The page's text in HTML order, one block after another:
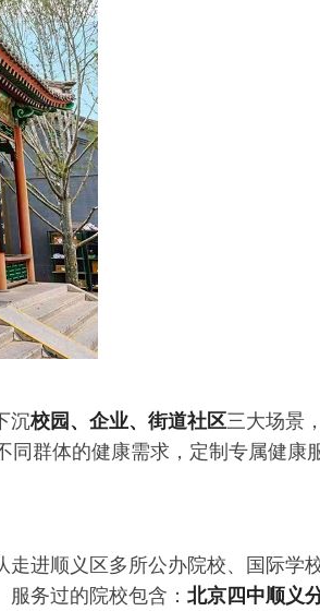
沉校园、企业、街道社区三大场景，
同群体的健康需求，定制专属健康
进顺义区多所公办院校、国际学
务过的院校包含： 北京四中顺义